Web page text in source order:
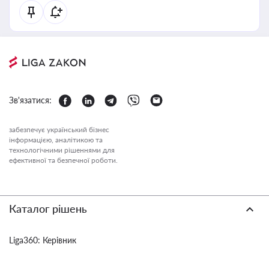
Зв'язатися:
забезпечує український бізнес
інформацією, аналітикою та
технологічними рішеннями для
ефективної та безпечної роботи.
Каталог рішень
Liga360: Керівник